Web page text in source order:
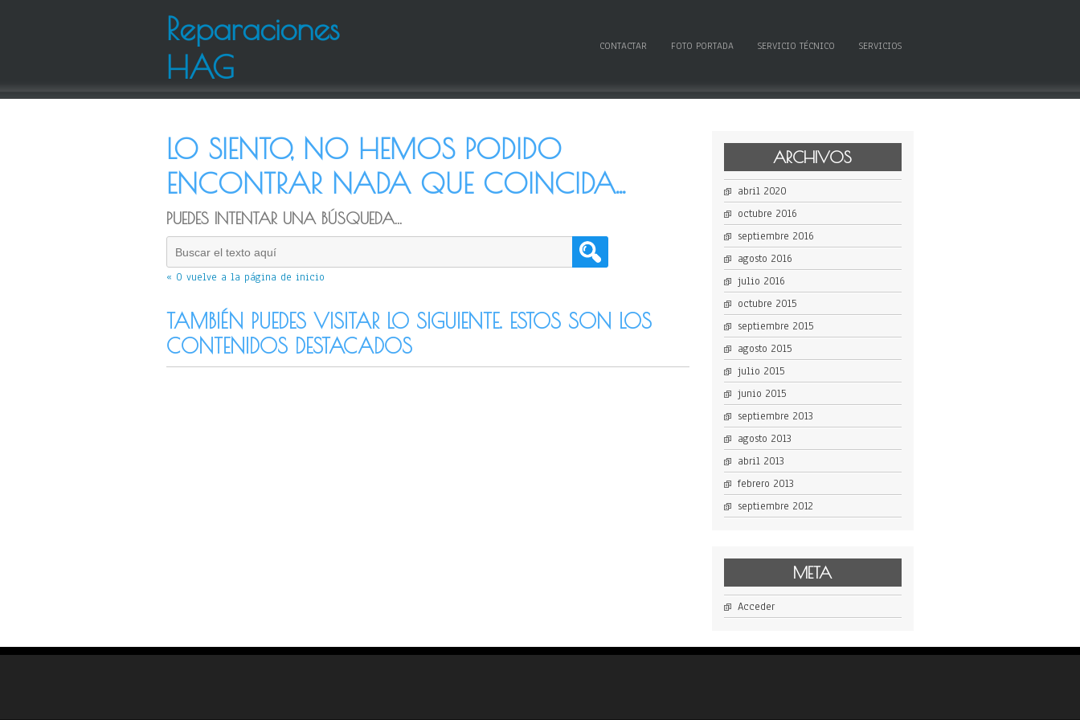
Reparaciones
HAG
CONTACTAR FOTO PORTADA SERVICIO TÉCNICO SERVICIOS
LO SIENTO, NO HEMOS PODIDO
ENCONTRAR NADA QUE COINCIDA...
PUEDES INTENTAR UNA BÚSQUEDA...
« O vuelve a la página de inicio
TAMBIÉN PUEDES VISITAR LO SIGUIENTE. ESTOS SON LOS
CONTENIDOS DESTACADOS
ARCHIVOS
abril 2020
octubre 2016
septiembre 2016
agosto 2016
julio 2016
octubre 2015
septiembre 2015
agosto 2015
julio 2015
junio 2015
septiembre 2013
agosto 2013
abril 2013
febrero 2013
septiembre 2012
META
Acceder